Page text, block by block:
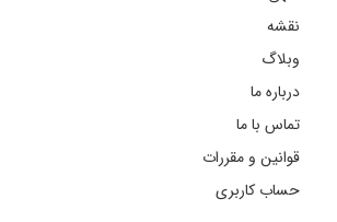
نقشه
وبلاگ
درباره ما
تماس با ما
قوانین و مقررات
حساب کاربری